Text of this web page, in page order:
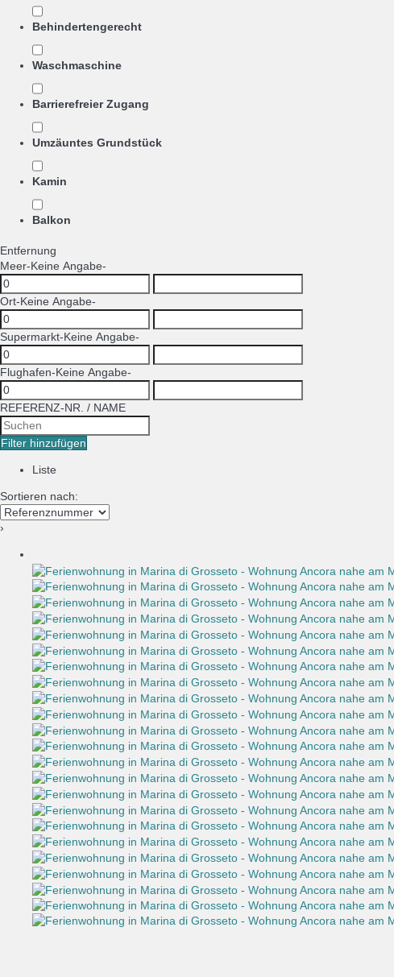
Behindertengerecht
Waschmaschine
Barrierefreier Zugang
Umzäuntes Grundstück
Kamin
Balkon
Entfernung
Meer-Keine Angabe-
Ort-Keine Angabe-
Supermarkt-Keine Angabe-
Flughafen-Keine Angabe-
REFERENZ-NR. / NAME
Filter hinzufügen
Liste
Sortieren nach:
›